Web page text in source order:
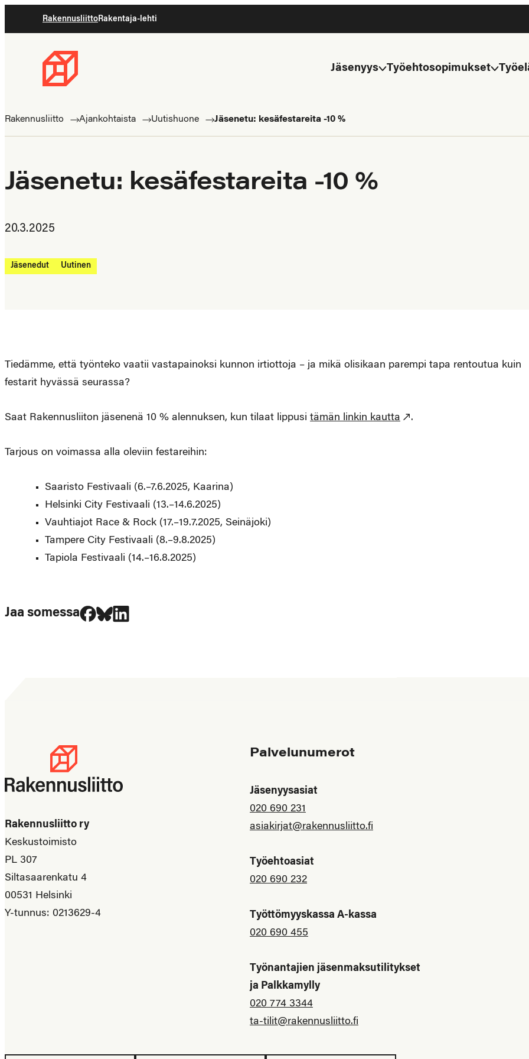
suoraan
RakennusliittoRakentaja-lehti
Rakennusliitto
ammattilaisten
Jäsenyys Työehtosopimukset
Rakennusliitto Ajankohtaista Uutishuone Jäsenetu: kesäfestareita -10 %
Jäsenetu: kesäfestareita -10 %
20.3.2025
Jäsenedut Uutinen
Tiedämme, että työnteko vaatii vastapainoksi kunnon irtiottoja – ja mikä olisikaan parempi tapa rentoutua kuin
festarit hyvässä seurassa?
Saat Rakennusliiton jäsenenä 10 % alennuksen, kun tilaat lippusi tämän linkin kautta .
Tarjous on voimassa alla oleviin festareihin:
Saaristo Festivaali (6.–7.6.2025, Kaarina)
Helsinki City Festivaali (13.–14.6.2025)
Vauhtiajot Race & Rock (17.–19.7.2025, Seinäjoki)
Tampere City Festivaali (8.–9.8.2025)
Tapiola Festivaali (14.–16.8.2025)
Jaa somessa
Jaa Facebookissa
Jaa Blueskyssa
Jaa LinkedIn:ssä
Rakennusliitto ry
Keskustoimisto
PL 307
Siltasaarenkatu 4
00531 Helsinki
Y-tunnus: 0213629-4
Palvelunumerot
Jäsenyysasiat
020 690 231
asiakirjat@rakennusliitto.fi
Työehtoasiat
020 690 232
Työttömyyskassa A-kassa
020 690 455
Työnantajien jäsenmaksutilitykset
ja Palkkamylly
020 774 3344
ta-tilit@rakennusliitto.fi